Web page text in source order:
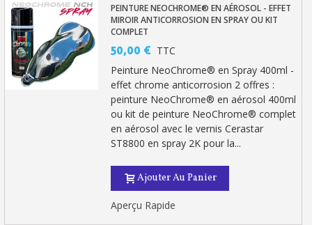
Retour produits sous 14 jours
Réduction de 5€ sur la première commande
10€ de bon d'achat pour chaque parrainage
Livraison sous 24 h en France Métropolitaine
Livraison offerte en France métropolitaine pour 250€ d'achats
Paiement en 4x sans frais dès 30€ d'achats
Votre devis en ligne en moins d'1 minute
PEINTURE NEOCHROME® EN AÉROSOL - EFFET
MIROIR ANTICORROSION EN SPRAY OU KIT
COMPLET
50,00 € TTC
Peinture NeoChrome® en Spray 400ml -
effet chrome anticorrosion 2 offres :
peinture NeoChrome® en aérosol 400ml
ou kit de peinture NeoChrome® complet
en aérosol avec le vernis Cerastar
ST8800 en spray 2K pour la...
Ajouter Au Panier
Aperçu Rapide